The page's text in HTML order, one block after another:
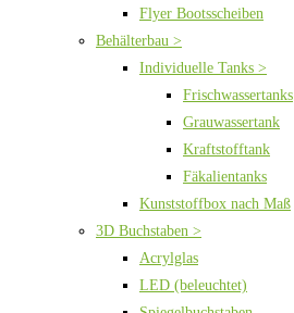
Flyer Bootsscheiben
Behälterbau >
Individuelle Tanks >
Frischwassertanks
Grauwassertank
Kraftstofftank
Fäkalientanks
Kunststoffbox nach Maß
3D Buchstaben >
Acrylglas
LED (beleuchtet)